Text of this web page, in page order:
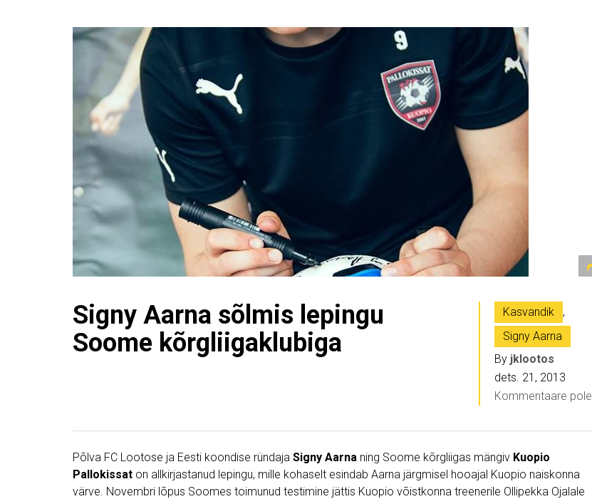
Signy Aarna sõlmis lepingu
Soome kõrgliigaklubiga
Kasvandik
,
Signy Aarna
By jklootos
dets. 21, 2013
Kommentaare pole
Põlva FC Lootose ja Eesti koondise ründaja Signy Aarna ning Soome kõrgliigas mängiv Kuopio
Pallokissat on allkirjastanud lepingu, mille kohaselt esindab Aarna järgmisel hooajal Kuopio naiskonna
värve. Novembri lõpus Soomes toimunud testimine jättis Kuopio võistkonna treenerile Ollipekka Ojalale